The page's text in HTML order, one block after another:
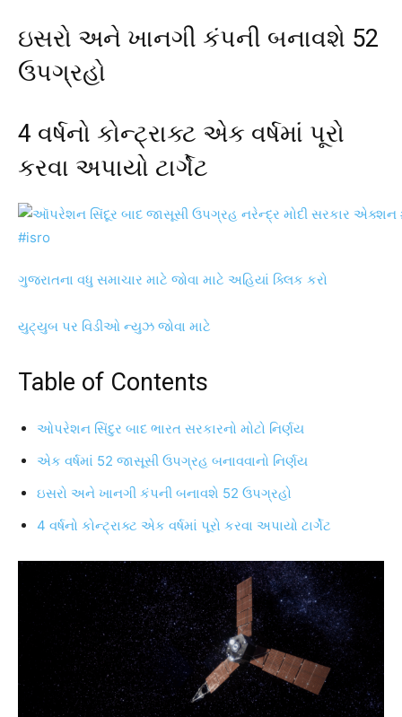
ઇસરો અને ખાનગી કંપની બનાવશે 52
ઉપગ્રહો
4 વર્ષનો કોન્ટ્રાક્ટ એક વર્ષમાં પૂરો
કરવા અપાયો ટાર્ગેટ
ગુજરાતના વધુ સમાચાર માટે જોવા માટે અહિયાં ક્લિક કરો
યુટ્યુબ પર વિડીઓ ન્યુઝ જોવા માટે
Table of Contents
ઓપરેશન સિંદુર બાદ ભારત સરકારનો મોટો નિર્ણય
એક વર્ષમાં 52 જાસૂસી ઉપગ્રહ બનાવવાનો નિર્ણય
ઇસરો અને ખાનગી કંપની બનાવશે 52 ઉપગ્રહો
4 વર્ષનો કોન્ટ્રાક્ટ એક વર્ષમાં પૂરો કરવા અપાયો ટાર્ગેટ